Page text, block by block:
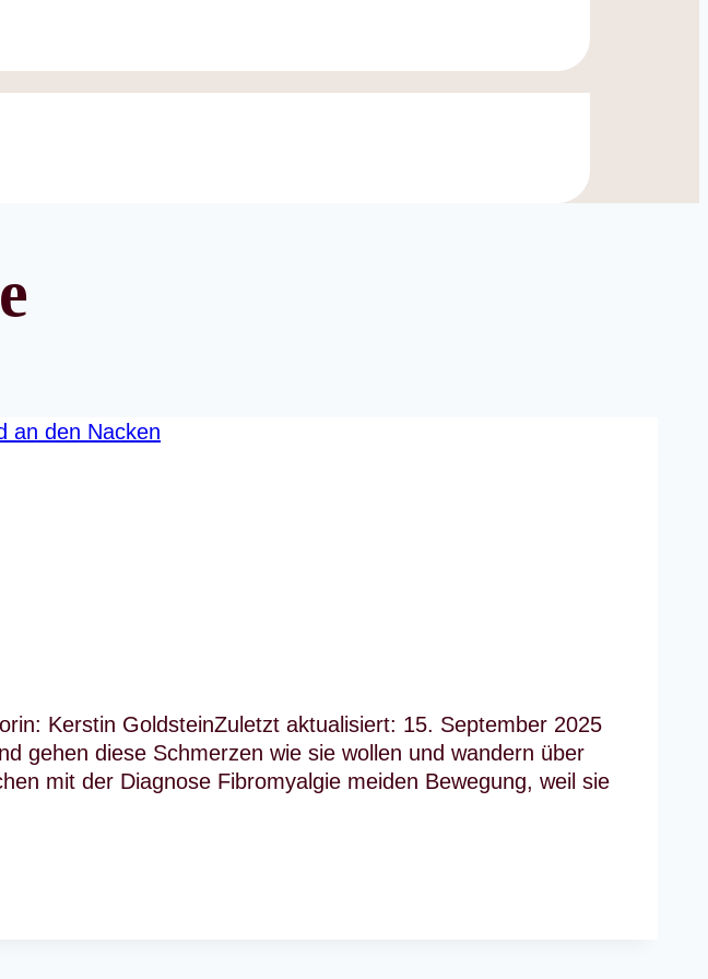
Kerstin GoldsteinZuletzt aktualisiert: 15. September 2025
gehen diese Schmerzen wie sie wollen und wandern über
mit der Diagnose Fibromyalgie meiden Bewegung, weil sie